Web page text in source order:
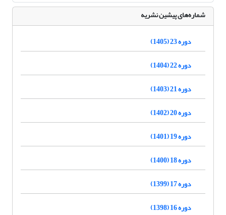
شماره‌های پیشین نشریه
دوره 23 (1405)
دوره 22 (1404)
دوره 21 (1403)
دوره 20 (1402)
دوره 19 (1401)
دوره 18 (1400)
دوره 17 (1399)
دوره 16 (1398)